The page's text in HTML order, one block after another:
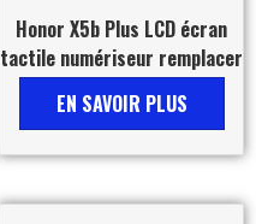
Honor X5b Plus LCD écran
tactile numériseur remplacer
EN SAVOIR PLUS